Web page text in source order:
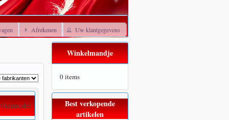
Afrekenen Uw klantgegevens
Winkelmandje
0 items
Best verkopende
artikelen